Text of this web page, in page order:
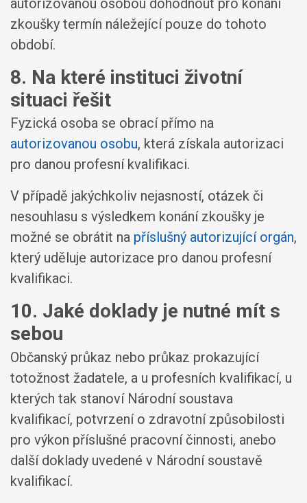
zkoušky termín náležející pouze do tohoto
období.
8. Na které instituci životní
situaci řešit
Fyzická osoba se obrací přímo na
autorizovanou osobu, která získala autorizaci
pro danou profesní kvalifikaci.
V případě jakýchkoliv nejasností, otázek či
nesouhlasu s výsledkem konání zkoušky je
možné se obrátit na příslušný autorizující orgán,
který uděluje autorizace pro danou profesní
kvalifikaci.
10. Jaké doklady je nutné mít s
sebou
Občanský průkaz nebo průkaz prokazující
totožnost žadatele, a u profesních kvalifikací, u
kterých tak stanoví Národní soustava
kvalifikací, potvrzení o zdravotní způsobilosti
pro výkon příslušné pracovní činnosti, anebo
další doklady uvedené v Národní soustavě
kvalifikací.